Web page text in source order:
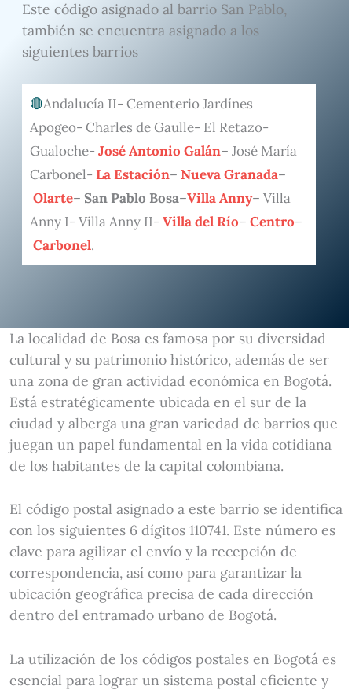
Este código asignado al barrio San Pablo,
también se encuentra asignado a los
siguientes barrios
Andalucía II- Cementerio Jardínes
Apogeo- Charles de Gaulle- El Retazo-
Gualoche- José Antonio Galán– José María
Carbonel- La Estación– Nueva Granada–
Olarte– San Pablo Bosa–Villa Anny– Villa
Anny I- Villa Anny II- Villa del Río– Centro–
Carbonel.
La localidad de Bosa es famosa por su diversidad
cultural y su patrimonio histórico, además de ser
una zona de gran actividad económica en Bogotá.
Está estratégicamente ubicada en el sur de la
ciudad y alberga una gran variedad de barrios que
juegan un papel fundamental en la vida cotidiana
de los habitantes de la capital colombiana.
El código postal asignado a este barrio se identifica
con los siguientes 6 dígitos 110741. Este número es
clave para agilizar el envío y la recepción de
correspondencia, así como para garantizar la
ubicación geográfica precisa de cada dirección
dentro del entramado urbano de Bogotá.
La utilización de los códigos postales en Bogotá es
esencial para lograr un sistema postal eficiente y